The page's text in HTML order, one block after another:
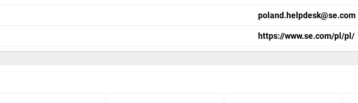
poland.helpdesk@se.com
https://www.se.com/pl/pl/